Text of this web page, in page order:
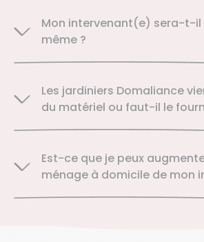
Mon intervenant(e) sera-t-il
même ?
Les jardiniers Domaliance
du matériel ou faut-il le
Est-ce que je peux
ménage à domicile de mon